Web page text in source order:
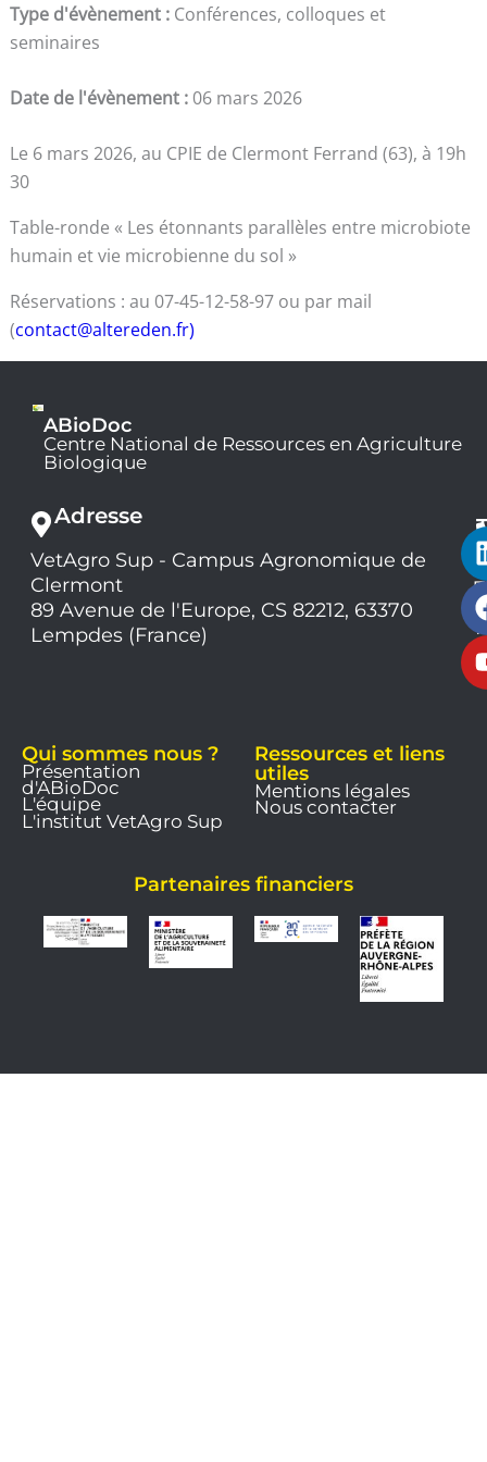
Type d'évènement : Conférences, colloques et
seminaires
Date de l'évènement : 06 mars 2026
Le 6 mars 2026, au CPIE de Clermont Ferrand (63), à 19h
30
Table-ronde « Les étonnants parallèles entre microbiote
humain et vie microbienne du sol »
Réservations : au 07-45-12-58-97 ou par mail
(contact@altereden.fr)
ABioDoc
Centre National de Ressources en Agriculture
Biologique
Adresse
VetAgro Sup - Campus Agronomique de
Clermont
89 Avenue de l'Europe, CS 82212, 63370
Lempdes (France)
Qui sommes nous ?
Présentation
d'ABioDoc
L'équipe
L'institut VetAgro Sup
Ressources et liens
utiles
Mentions légales
Nous contacter
Partenaires financiers